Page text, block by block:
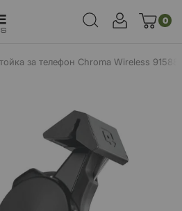
0
за телефон Chroma Wireless 91588